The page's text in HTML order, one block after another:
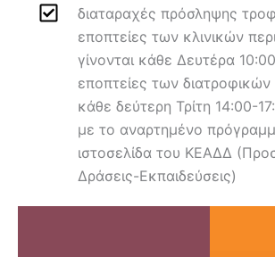
διαταραχές πρόσληψης
εποπτείες των κλινικών
γίνονται κάθε Δευτέρα
εποπτείες των
κάθε δεύτερη Τρίτη 14:00-
με το αναρτημένο
ιστοσελίδα του ΚΕΑΔΔ
Δράσεις-Εκπαιδεύσεις)